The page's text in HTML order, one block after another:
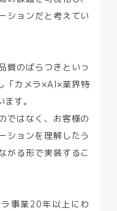
ションだと考えてい
質のばらつきといっ
「カメラ×AI×業界特
す。
ではなく、お客様の
ションを理解したう
がる形で実装するこ
ラ事業20年以上にわ